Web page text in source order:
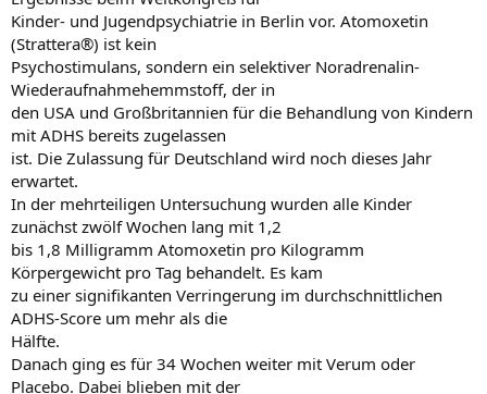
Kinder- und Jugendpsychiatrie in Berlin vor. Atomoxetin
(Strattera®) ist kein
Psychostimulans, sondern ein selektiver Noradrenalin-
Wiederaufnahmehemmstoff, der in
den USA und Großbritannien für die Behandlung von Kindern
mit ADHS bereits zugelassen
ist. Die Zulassung für Deutschland wird noch dieses Jahr
erwartet.
In der mehrteiligen Untersuchung wurden alle Kinder
zunächst zwölf Wochen lang mit 1,2
bis 1,8 Milligramm Atomoxetin pro Kilogramm
Körpergewicht pro Tag behandelt. Es kam
zu einer signifikanten Verringerung im durchschnittlichen
ADHS-Score um mehr als die
Hälfte.
Danach ging es für 34 Wochen weiter mit Verum oder
Placebo. Dabei blieben mit der